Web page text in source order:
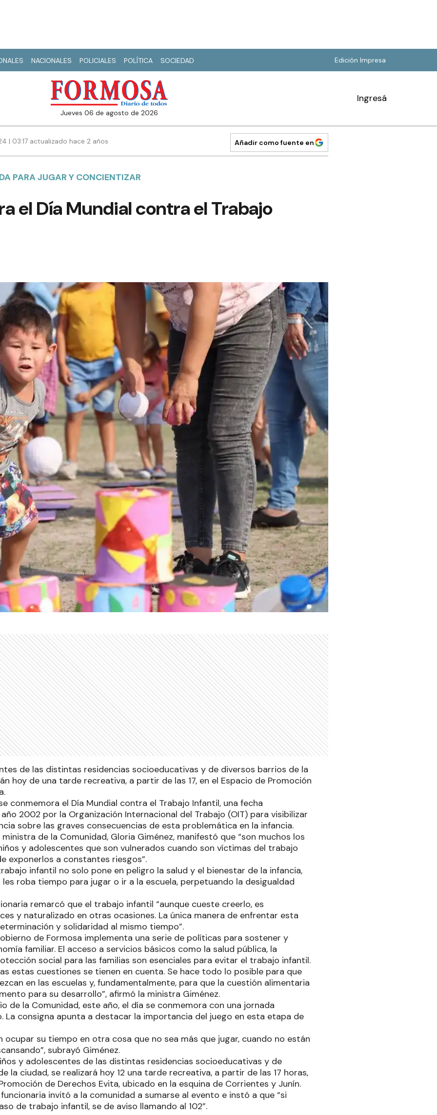
NACIONALES POLICIALES POLÍTICA SOCIEDAD Edición Impresa
jueves 06 de agosto de 2026
Ingresá
| 03:17 actualizado hace 2 años Añadir como fuente en
PARA JUGAR Y CONCIENTIZAR
el Día Mundial contra el Trabajo
de las distintas residencias socioeducativas y de diversos barrios de la
hoy de una tarde recreativa, a partir de las 17, en el Espacio de Promoción
conmemora el Día Mundial contra el Trabajo Infantil, una fecha
2002 por la Organización Internacional del Trabajo (OIT) para visibilizar
sobre las graves consecuencias de esta problemática en la infancia.
de la Comunidad, Gloria Giménez, manifestó que “son muchos los
y adolescentes que son vulnerados cuando son víctimas del trabajo
exponerlos a constantes riesgos”.
infantil no solo pone en peligro la salud y el bienestar de la infancia,
roba tiempo para jugar o ir a la escuela, perpetuando la desigualdad
remarcó que el trabajo infantil “aunque cueste creerlo, es
y naturalizado en otras ocasiones. La única manera de enfrentar esta
y solidaridad al mismo tiempo”.
de Formosa implementa una serie de políticas para sostener y
familiar. El acceso a servicios básicos como la salud pública, la
social para las familias son esenciales para evitar el trabajo infantil.
estas cuestiones se tienen en cuenta. Se hace todo lo posible para que
en las escuelas y, fundamentalmente, para que la cuestión alimentaria
para su desarrollo”, afirmó la ministra Giménez.
de la Comunidad, este año, el día se conmemora con una jornada
La consigna apunta a destacar la importancia del juego en esta etapa de
ocupar su tiempo en otra cosa que no sea más que jugar, cuando no están
subrayó Giménez.
y adolescentes de las distintas residencias socioeducativas y de
la ciudad, se realizará hoy 12 una tarde recreativa, a partir de las 17 horas,
de Derechos Evita, ubicado en la esquina de Corrientes y Junín.
invitó a la comunidad a sumarse al evento e instó a que “si
de trabajo infantil, se de aviso llamando al 102”.